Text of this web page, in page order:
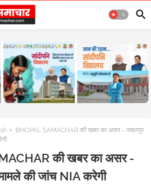
BHOPAL SAMACHAR की खबर का असर - जबलपुर
की खबर का असर -
की जांच NIA करेगी